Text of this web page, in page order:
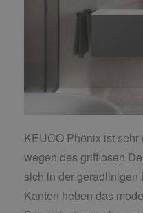
KEUCO Phönix ist
wegen des grifflosen
sich in der geradlinigen
Kanten heben das